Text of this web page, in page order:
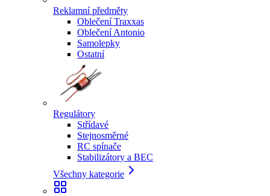
Reklamní předměty
Oblečení Traxxas
Oblečení Antonio
Samolepky
Ostatní
Regulátory
Střídavé
Stejnosměrné
RC spínače
Stabilizátory a BEC
Všechny kategorie